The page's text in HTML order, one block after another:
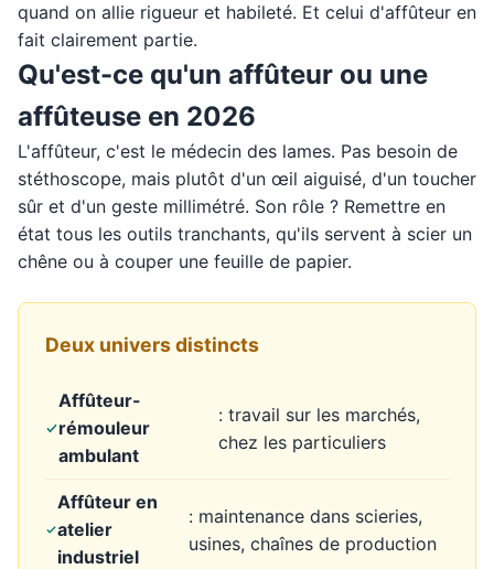
quand on allie rigueur et habileté. Et celui d'affûteur en
fait clairement partie.
Qu'est-ce qu'un affûteur ou une
affûteuse en 2026
L'affûteur, c'est le médecin des lames. Pas besoin de
stéthoscope, mais plutôt d'un œil aiguisé, d'un toucher
sûr et d'un geste millimétré. Son rôle ? Remettre en
état tous les outils tranchants, qu'ils servent à scier un
chêne ou à couper une feuille de papier.
Deux univers distincts
Affûteur-
rémouleur
ambulant
: travail sur les marchés,
chez les particuliers
Affûteur en
atelier
industriel
: maintenance dans scieries,
usines, chaînes de production